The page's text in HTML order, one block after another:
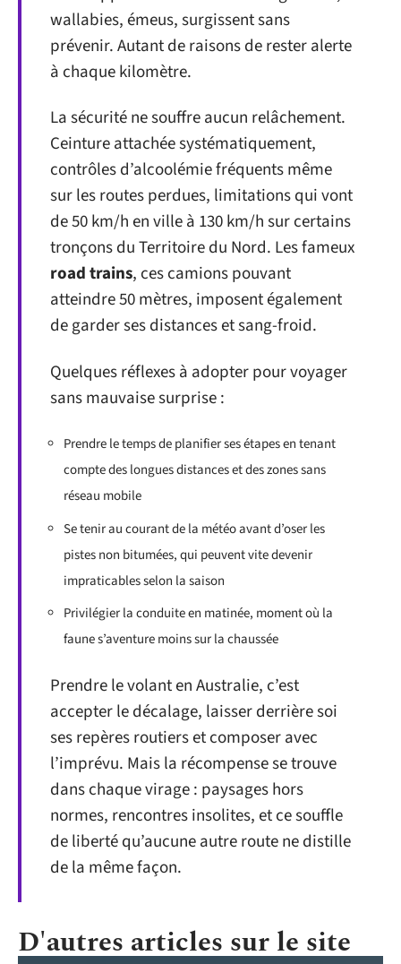
wallabies, émeus, surgissent sans
prévenir. Autant de raisons de rester alerte
à chaque kilomètre.
La sécurité ne souffre aucun relâchement.
Ceinture attachée systématiquement,
contrôles d’alcoolémie fréquents même
sur les routes perdues, limitations qui vont
de 50 km/h en ville à 130 km/h sur certains
tronçons du Territoire du Nord. Les fameux
road trains, ces camions pouvant
atteindre 50 mètres, imposent également
de garder ses distances et sang-froid.
Quelques réflexes à adopter pour voyager
sans mauvaise surprise :
Prendre le temps de planifier ses étapes en tenant
compte des longues distances et des zones sans
réseau mobile
Se tenir au courant de la météo avant d’oser les
pistes non bitumées, qui peuvent vite devenir
impraticables selon la saison
Privilégier la conduite en matinée, moment où la
faune s’aventure moins sur la chaussée
Prendre le volant en Australie, c’est
accepter le décalage, laisser derrière soi
ses repères routiers et composer avec
l’imprévu. Mais la récompense se trouve
dans chaque virage : paysages hors
normes, rencontres insolites, et ce souffle
de liberté qu’aucune autre route ne distille
de la même façon.
D'autres articles sur le site